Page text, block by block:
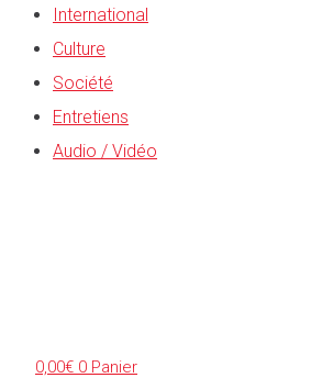
International
Culture
Société
Entretiens
Audio / Vidéo
0,00€ 0 Panier